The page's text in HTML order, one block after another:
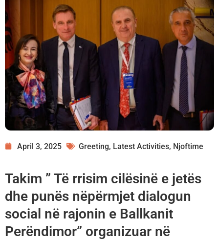
April 3, 2025 Greeting, Latest Activities, Njoftime
Takim ” Të rrisim cilësinë e jetës
dhe punës nëpërmjet dialogun
social në rajonin e Ballkanit
Perëndimor” organizuar në